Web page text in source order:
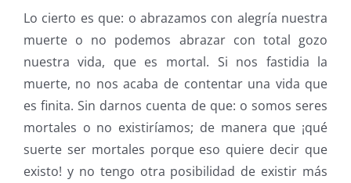
Lo cierto es que: o abrazamos con alegría nuestra
muerte o no podemos abrazar con total gozo
nuestra vida, que es mortal. Si nos fastidia la
muerte, no nos acaba de contentar una vida que
es finita. Sin darnos cuenta de que: o somos seres
mortales o no existiríamos; de manera que ¡qué
suerte ser mortales porque eso quiere decir que
existo! y no tengo otra posibilidad de existir más